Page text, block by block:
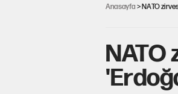
Anasayfa > NATO
NATO